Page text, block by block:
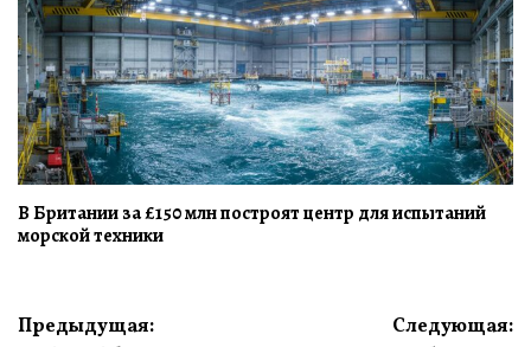
В Британии за £150 млн построят центр для испытаний
морской техники
Навигация
Предыдущая:
Следующая: